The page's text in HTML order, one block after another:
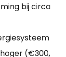
bij circa
(€300,